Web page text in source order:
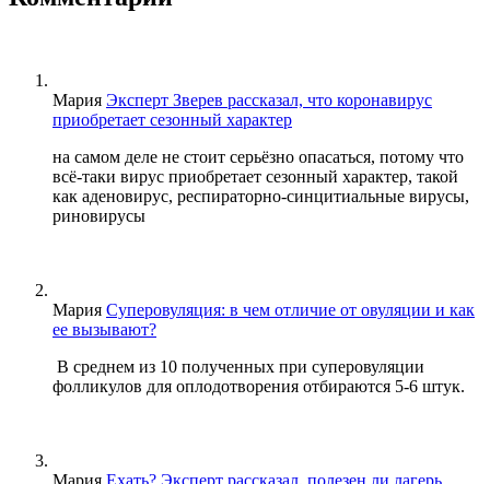
Мария Эксперт Зверев рассказал, что коронавирус
приобретает сезонный характер
на самом деле не стоит серьёзно опасаться, потому что
всё-таки вирус приобретает сезонный характер, такой
как аденовирус, респираторно-синцитиальные вирусы,
риновирусы
Мария Суперовуляция: в чем отличие от овуляции и как
ее вызывают?
В среднем из 10 полученных при суперовуляции
фолликулов для оплодотворения отбираются 5-6 штук.
Мария Ехать? Эксперт рассказал, полезен ли лагерь